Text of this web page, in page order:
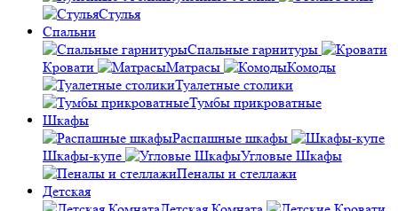
Стулья
Спальни
Спальные гарнитуры
Кровати
Матрасы
Комоды
Туалетные столики
Тумбы прикроватные
Шкафы
Распашные шкафы
Шкафы-купе
Угловые Шкафы
Пеналы и стеллажи
Детская